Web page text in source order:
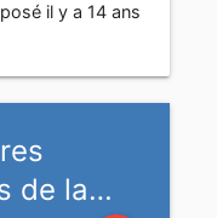
il y a 14 ans
de la…